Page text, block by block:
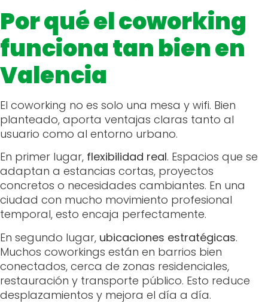
Por qué el coworking
funciona tan bien en
Valencia
El coworking no es solo una mesa y wifi. Bien
planteado, aporta ventajas claras tanto al
usuario como al entorno urbano.
En primer lugar, flexibilidad real. Espacios que se
adaptan a estancias cortas, proyectos
concretos o necesidades cambiantes. En una
ciudad con mucho movimiento profesional
temporal, esto encaja perfectamente.
En segundo lugar, ubicaciones estratégicas.
Muchos coworkings están en barrios bien
conectados, cerca de zonas residenciales,
restauración y transporte público. Esto reduce
desplazamientos y mejora el día a día.